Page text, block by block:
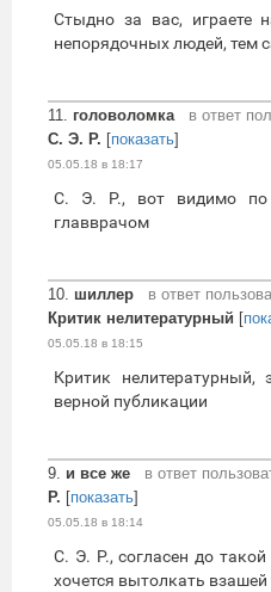
Стыдно за вас, играете
непорядочных людей, тем
11. головоломка
в ответ
С. Э. Р. [показать]
05.05.18 в 18:17
С. Э. Р., вот видимо по
главврачом
10. шиллер
в ответ
Критик нелитературный [
05.05.18 в 18:15
Критик
верной публикации
9. и все же в ответ
Р. [показать]
05.05.18 в 18:14
С. Э. Р., согласен до
хочется вытолкать взашей